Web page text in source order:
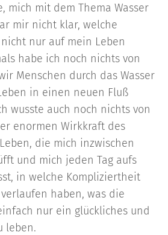
mich mit dem Thema Wasser
mir nicht klar, welche
nur auf mein Leben
habe ich noch nichts von
Menschen durch das Wasser
in einen neuen Fluß
wusste auch noch nichts von
enormen Wirkkraft des
die mich inzwischen
und mich jeden Tag aufs
in welche Kompliziertheit
haben, was die
nur ein glückliches und
leben.